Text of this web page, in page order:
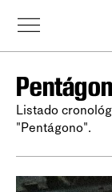
Listado
"Pentágono".